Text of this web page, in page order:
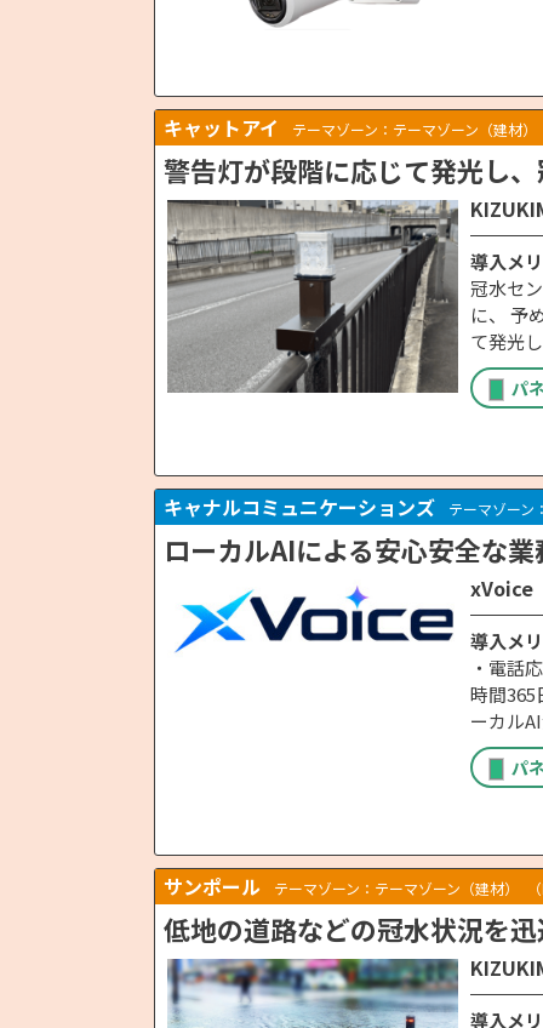
キャットアイ テーマゾーン：テーマゾーン（建材）
警告灯が段階に応じて発光し
導入メ
冠水セ
に、 予
て発光
パ
キャナルコミュニケーションズ テーマゾーン
ローカルAIによる安心安全な
xVoice
導入メ
・電話
時間365
ーカル
パ
サンポール テーマゾーン：テーマゾーン（建材）
低地の道路などの冠水状況を
導入メ